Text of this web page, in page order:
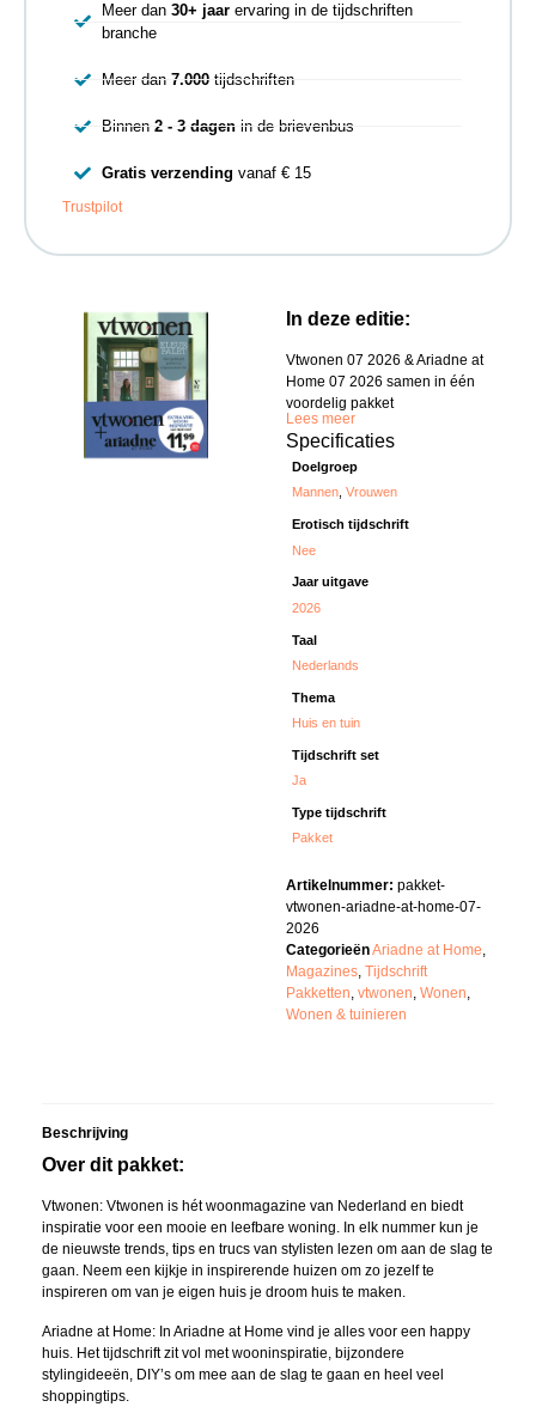
In deze editie:
Vtwonen 07 2026 & Ariadne at
Home 07 2026 samen in één
voordelig pakket
Lees meer
Specificaties
Doelgroep
Mannen,Vrouwen
Erotisch tijdschrift
Nee
Jaar uitgave
2026
Taal
Nederlands
Thema
Huis en tuin
Tijdschrift set
Ja
Type tijdschrift
Pakket
Artikelnummer: pakket-
vtwonen-ariadne-at-home-07-
2026
CategorieënAriadne at Home,
Magazines, Tijdschrift
Pakketten, vtwonen, Wonen,
Wonen & tuinieren
Beschrijving
Over dit pakket:
Vtwonen: Vtwonen is hét woonmagazine van Nederland en biedt
inspiratie voor een mooie en leefbare woning. In elk nummer kun je
de nieuwste trends, tips en trucs van stylisten lezen om aan de slag te
gaan. Neem een ​​kijkje in inspirerende huizen om zo jezelf te
inspireren om van je eigen huis je droom huis te maken.
Ariadne at Home: In Ariadne at Home vind je alles voor een happy
huis. Het tijdschrift zit vol met wooninspiratie, bijzondere
stylingideeën, DIY’s om mee aan de slag te gaan en heel veel
shoppingtips.
Meer dan 30+ jaarervaring in de tijdschriften
branche
Meer dan 7.000tijdschriften
Binnen 2 - 3 dagenin de brievenbus
Gratis verzending vanaf € 15
Trustpilot